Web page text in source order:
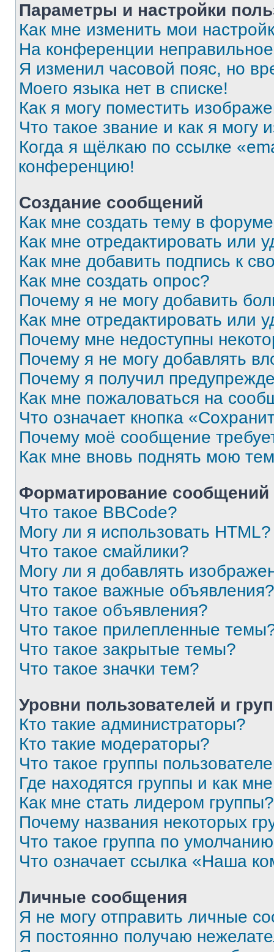
Параметры и настройки
Как мне изменить мои
На конференции
Я изменил часовой пояс, но
Моего языка нет в списке!
Как я могу поместить
Что такое звание и как я могу
Когда я щёлкаю по ссылке
конференцию!
Создание сообщений
Как мне создать тему в
Как мне отредактировать или
Как мне добавить подпись к
Как мне создать опрос?
Почему я не могу добавить
Как мне отредактировать или
Почему мне недоступны
Почему я не могу добавлять
Почему я получил
Как мне пожаловаться на
Что означает кнопка
Почему моё сообщение
Как мне вновь поднять мою
Форматирование
Что такое BBCode?
Могу ли я использовать HTML?
Что такое смайлики?
Могу ли я добавлять
Что такое важные объявления?
Что такое объявления?
Что такое прилепленные
Что такое закрытые темы?
Что такое значки тем?
Уровни пользователей и
Кто такие администраторы?
Кто такие модераторы?
Что такое группы
Где находятся группы и как
Как мне стать лидером группы?
Почему названия некоторых
Что такое группа по
Что означает ссылка «Наша
Личные сообщения
Я не могу отправить личные
Я постоянно получаю